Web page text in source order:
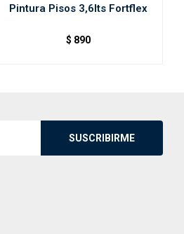
Pintura Pisos 3,6lts Fortflex
$ 890
SUSCRIBIRME